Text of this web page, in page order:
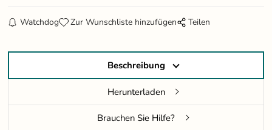
Watchdog Zur Wunschliste hinzufügen Teilen
Beschreibung
Herunterladen
Brauchen Sie Hilfe?